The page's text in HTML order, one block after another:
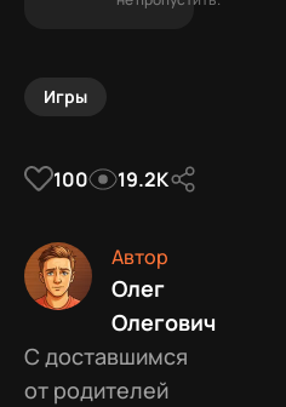
Игры
100 19.2К
Автор
Олег
Олегович
С доставшимся
от родителей